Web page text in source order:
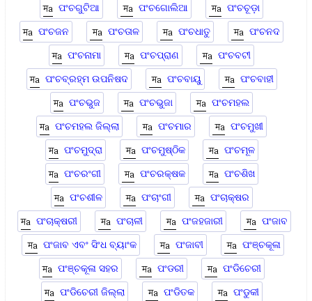
ପଂଚଗୁଟିଆ
ପଂଚଗୋଲିଆ
ପଂଚଚୂଡ଼ା
ପଂଚଜନ
ପଂଚତାଳ ପଂଚଧାତୁ
ପଂଚନଦ
ପଂଚନାମା
ପଂଚପ୍ରାଣ
ପଂଚବଟୀ
ପଂଚବ୍ରହ୍ମ ଉପନିଷଦ
ପଂଚବାୟୁ
ପଂଚବାହୀ
ପଂଚଭୁଜ
ପଂଚଭୁଜା
ପଂଚମହଲ
ପଂଚମହଲ ଜିଲ୍ଲା
ପଂଚମାର
ପଂଚମୁଖୀ
ପଂଚମୁଦ୍ରା
ପଂଚମୁଷ୍ଠିକ
ପଂଚମୂଳ
ପଂଚରଂଗୀ
ପଂଚରକ୍ଷକ
ପଂଚଶିଖ
ପଂଚଶୀଳ
ପଂଚାଂଗୀ
ପଂଚାକ୍ଷର
ପଂଚାକ୍ଷରୀ
ପଂଚାଳୀ ପଂଜହଜାରୀ
ପଂଜାବ
ପଂଜାବ ଏବଂ ସିଂଧ ବ୍ୟାଂକ
ପଂଜାବୀ
ପଂଞ୍ଚକୂଳା
ପଂଞ୍ଚକୂଳା ସହର
ପଂଡରୀ
ପଂଡିଚେରୀ
ପଂଡିଚେରୀ ଜିଲ୍ଲା
ପଂଡିତକ
ପଂଡୁକୀ